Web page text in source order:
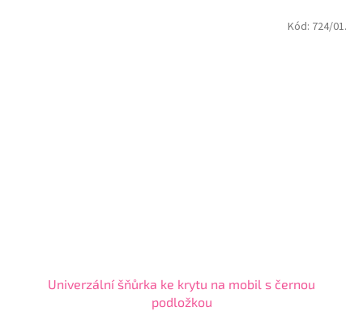
Univerzální šňůrka ke krytu na mobil s černou
podložkou
Kód: 724/01.